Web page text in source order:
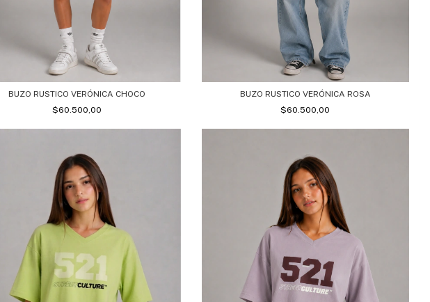
BUZO RUSTICO VERÓNICA CHOCO
$60.500,00
BUZO RUSTICO VERÓNICA ROSA
$60.500,00